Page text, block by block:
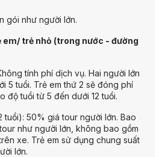
gói như người lớn.
em/ trẻ nhỏ (trong nước - đường
tính phí dịch vụ. Hai người lớn
5 tuổi. Trẻ em thứ 2 sẽ đóng phí
độ tuổi từ 5 đến dưới 12 tuổi.
tuổi): 50% giá tour người lớn. Bao
như người lớn, không bao gồm
xe. Trẻ em sử dụng chung suất
lớn.